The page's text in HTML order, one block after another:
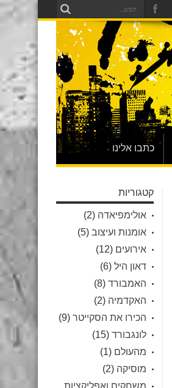
כתבו אלינו
קטגוריות
אולימפיאדה (2)
אומנות ועיצוב (5)
אירועים (12)
דאון היל (6)
האמבורד (8)
האקדמיה (2)
הכירו את הסקייטר (9)
לונגבורד (15)
מהעולם (1)
מוסיקה (2)
משחקים ואפליקציות